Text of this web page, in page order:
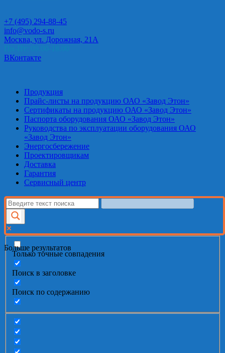
+7 (495) 294-88-45
info@vodo-s.ru
Москва, ул. Дорожная, 21А
ВКонтакте
Продукция
Прайс-листы на продукцию ОАО «Завод Этон»
Сертификаты на продукцию ОАО «Завод Этон»
Паспорта оборудования ОАО «Завод Этон»
Руководства по эксплуатации оборудования ОАО
«Завод Этон»
Энергосбережение
Проектировщикам
Доставка
Гарантия
Сервисный центр
Больше результатов
Только точные совпадения
Поиск в заголовке
Поиск по содержанию